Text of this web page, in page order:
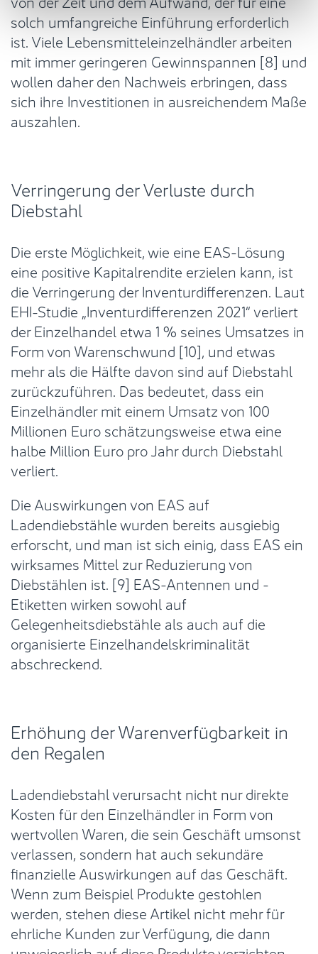
solch umfangreiche Einführung erforderlich
ist. Viele Lebensmitteleinzelhändler arbeiten
mit immer geringeren Gewinnspannen [8] und
wollen daher den Nachweis erbringen, dass
sich ihre Investitionen in ausreichendem Maße
auszahlen.
Verringerung der Verluste durch
Diebstahl
Die erste Möglichkeit, wie eine EAS-Lösung
eine positive Kapitalrendite erzielen kann, ist
die Verringerung der Inventurdifferenzen. Laut
EHI-Studie „Inventurdifferenzen 2021“ verliert
der Einzelhandel etwa 1 % seines Umsatzes in
Form von Warenschwund [10], und etwas
mehr als die Hälfte davon sind auf Diebstahl
zurückzuführen. Das bedeutet, dass ein
Einzelhändler mit einem Umsatz von 100
Millionen Euro schätzungsweise etwa eine
halbe Million Euro pro Jahr durch Diebstahl
verliert.
Die Auswirkungen von EAS auf
Ladendiebstähle wurden bereits ausgiebig
erforscht, und man ist sich einig, dass EAS ein
wirksames Mittel zur Reduzierung von
Diebstählen ist. [9] EAS-Antennen und -
Etiketten wirken sowohl auf
Gelegenheitsdiebstähle als auch auf die
organisierte Einzelhandelskriminalität
abschreckend.
Erhöhung der Warenverfügbarkeit in
den Regalen
Ladendiebstahl verursacht nicht nur direkte
Kosten für den Einzelhändler in Form von
wertvollen Waren, die sein Geschäft umsonst
verlassen, sondern hat auch sekundäre
finanzielle Auswirkungen auf das Geschäft.
Wenn zum Beispiel Produkte gestohlen
werden, stehen diese Artikel nicht mehr für
ehrliche Kunden zur Verfügung, die dann